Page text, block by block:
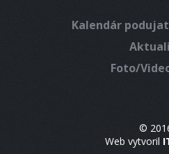
Kalendár
Foto/
©
Web vytvoril